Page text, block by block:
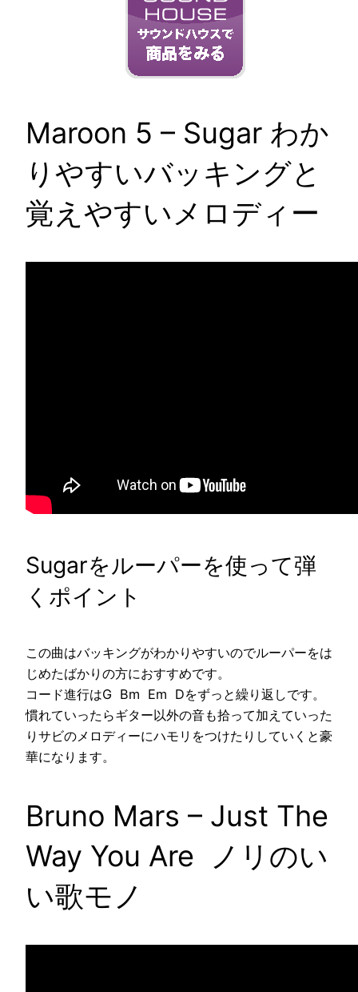
Maroon 5 – Sugar わか
りやすいバッキングと
覚えやすいメロディー
Sugarをルーパーを使って弾
くポイント
この曲はバッキングがわかりやすいのでルーパーをは
じめたばかりの方におすすめです。
コード進行はG Bm Em Dをずっと繰り返しです。
慣れていったらギター以外の音も拾って加えていった
りサビのメロディーにハモリをつけたりしていくと豪
華になります。
Bruno Mars – Just The
Way You Are ノリのい
い歌モノ